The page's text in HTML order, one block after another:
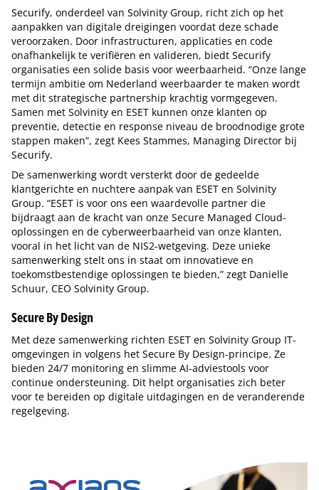
Securify, onderdeel van Solvinity Group, richt zich op het
aanpakken van digitale dreigingen voordat deze schade
veroorzaken. Door infrastructuren, applicaties en code
onafhankelijk te verifiëren en valideren, biedt Securify
organisaties een solide basis voor weerbaarheid. “Onze lange
termijn ambitie om Nederland weerbaarder te maken wordt
met dit strategische partnership krachtig vormgegeven.
Samen met Solvinity en ESET kunnen onze klanten op
preventie, detectie en response niveau de broodnodige grote
stappen maken”, zegt Kees Stammes, Managing Director bij
Securify.
De samenwerking wordt versterkt door de gedeelde
klantgerichte en nuchtere aanpak van ESET en Solvinity
Group. “ESET is voor ons een waardevolle partner die
bijdraagt aan de kracht van onze Secure Managed Cloud-
oplossingen en de cyberweerbaarheid van onze klanten,
vooral in het licht van de NIS2-wetgeving. Deze unieke
samenwerking stelt ons in staat om innovatieve en
toekomstbestendige oplossingen te bieden,” zegt Danielle
Schuur, CEO Solvinity Group.
Secure By Design
Met deze samenwerking richten ESET en Solvinity Group IT-
omgevingen in volgens het Secure By Design-principe. Ze
bieden 24/7 monitoring en slimme AI-adviestools voor
continue ondersteuning. Dit helpt organisaties zich beter
voor te bereiden op digitale uitdagingen en de veranderende
regelgeving.